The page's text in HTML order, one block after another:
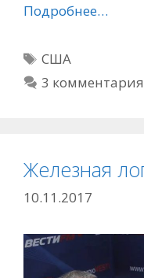
Подробнее…
Метки
США
3 комментария
Железная
10.11.2017